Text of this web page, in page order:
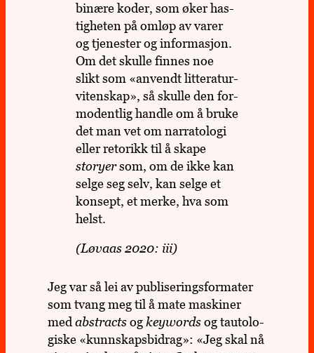
binære koder, som øker has­
tig­he­ten på omløp av varer
og tje­nes­ter og infor­ma­sjon.
Om det skulle finnes noe
slikt som «anvendt lit­te­ra­tur­
vi­ten­skap», så skulle den for­
mo­dent­lig handle om å bruke
det man vet om nar­ra­to­logi
eller reto­rikk til å skape
storyersom, om de ikke kan
selge seg selv, kan selge et
kon­sept, et merke, hva som
helst.
(Løvaas 2020: iii)
Jeg var så lei av pub­li­se­rings­for­ma­ter
som tvang meg til å mate maski­ner
medabs­tracts og key­words og tau­to­lo­
giske «kunn­skaps­bi­drag»: «Jeg skal nå